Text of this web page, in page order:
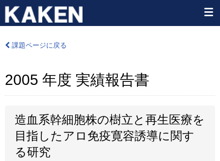
課題ページに戻る
2005 年度 実績報告書
造血系幹細胞株の樹立と再生医療を
目指したアロ免疫寛容誘導に関す
る研究